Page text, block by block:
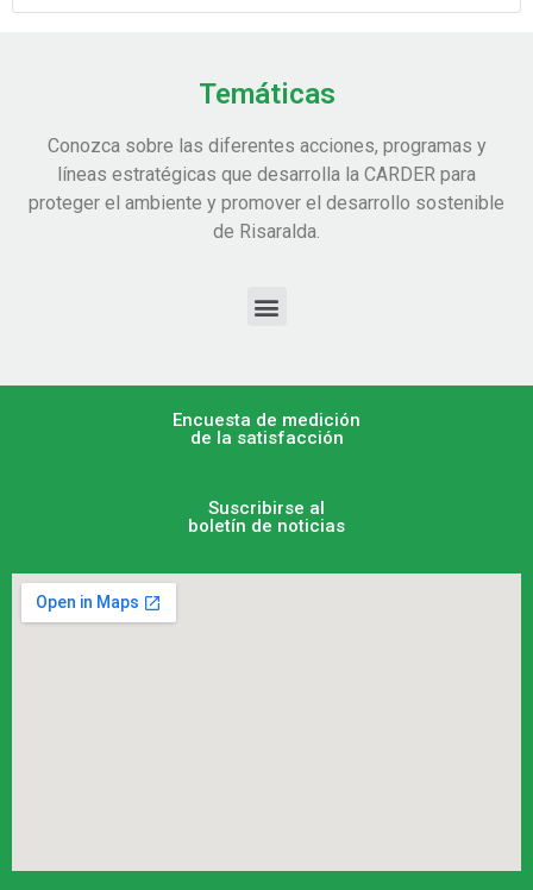
Temáticas
Conozca sobre las diferentes acciones, programas y
líneas estratégicas que desarrolla la CARDER para
proteger el ambiente y promover el desarrollo sostenible
de Risaralda.
Encuesta de medición
de la satisfacción
Suscribirse al
boletín de noticias